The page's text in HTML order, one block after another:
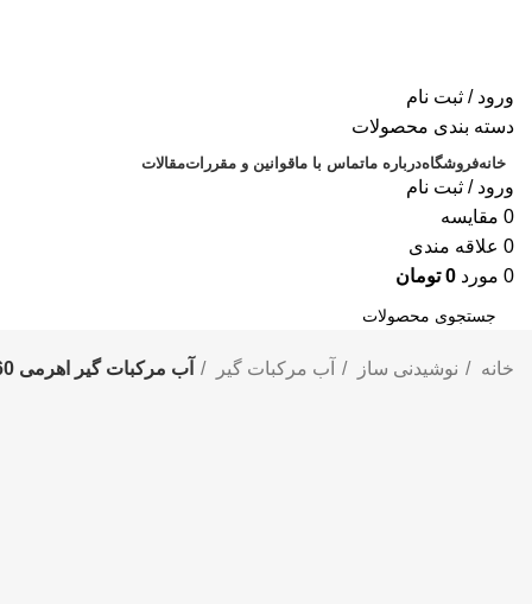
ورود / ثبت نام
دسته بندی محصولات
خانهفروشگاهدرباره ماتماس با ماقوانین و مقرراتمقالات
ورود / ثبت نام
0 مقايسه
0 علاقه مندی
0 مورد 0 تومان
جستجوخانه نوشیدنی ساز آب مرکبات گیر آب مرکبات گیر اهرمی 160 وات هنریچ مدل HZM 8693